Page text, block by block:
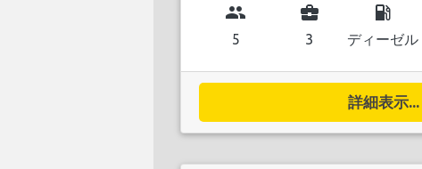
group
5
business_center
3
local_gas_station
ディーゼル
詳細表示...